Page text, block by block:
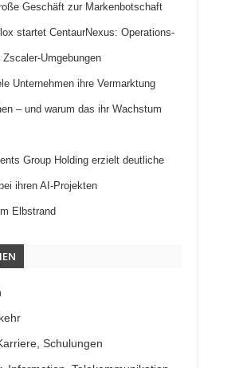
Geschäft zur Markenbotschaft
startet CentaurNexus: Operations-
Umgebungen
Unternehmen ihre Vermarktung
– und warum das ihr Wachstum
Group Holding erzielt deutliche
ihren AI-Projekten
Elbstrand
Schulungen